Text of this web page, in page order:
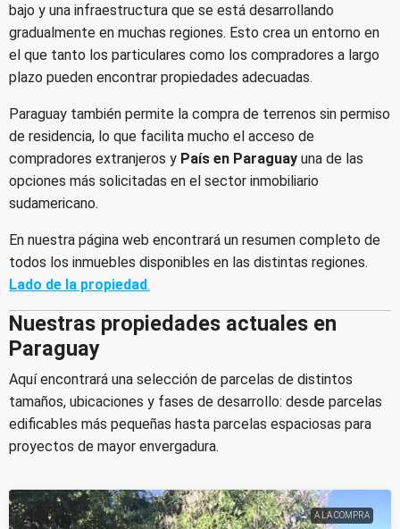
bajo y una infraestructura que se está desarrollando
gradualmente en muchas regiones. Esto crea un entorno en
el que tanto los particulares como los compradores a largo
plazo pueden encontrar propiedades adecuadas.
Paraguay también permite la compra de terrenos sin permiso
de residencia, lo que facilita mucho el acceso de
compradores extranjeros y País en Paraguay una de las
opciones más solicitadas en el sector inmobiliario
sudamericano.
En nuestra página web encontrará un resumen completo de
todos los inmuebles disponibles en las distintas regiones.
Lado de la propiedad.
Nuestras propiedades actuales en
Paraguay
Aquí encontrará una selección de parcelas de distintos
tamaños, ubicaciones y fases de desarrollo: desde parcelas
edificables más pequeñas hasta parcelas espaciosas para
proyectos de mayor envergadura.
A LA COMPRA